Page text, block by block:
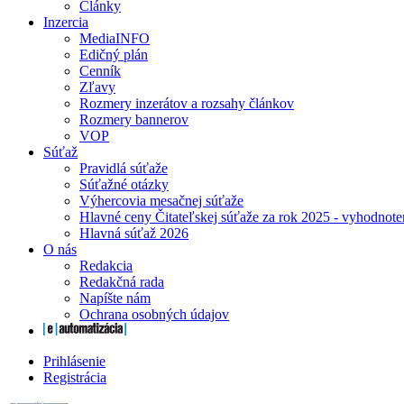
Články
Inzercia
MediaINFO
Edičný plán
Cenník
Zľavy
Rozmery inzerátov a rozsahy článkov
Rozmery bannerov
VOP
Súťaž
Pravidlá súťaže
Súťažné otázky
Výhercovia mesačnej súťaže
Hlavné ceny Čitateľskej súťaže za rok 2025 -
Hlavná súťaž 2026
O nás
Redakcia
Redakčná rada
Napíšte nám
Ochrana osobných údajov
Prihlásenie
Registrácia